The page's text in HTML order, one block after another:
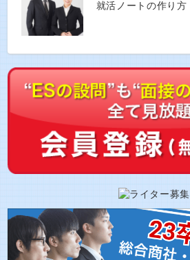
就活ノートの作り方